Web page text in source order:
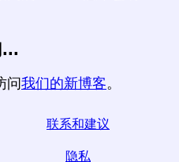
问我们的新博客。
联系和建议
隐私